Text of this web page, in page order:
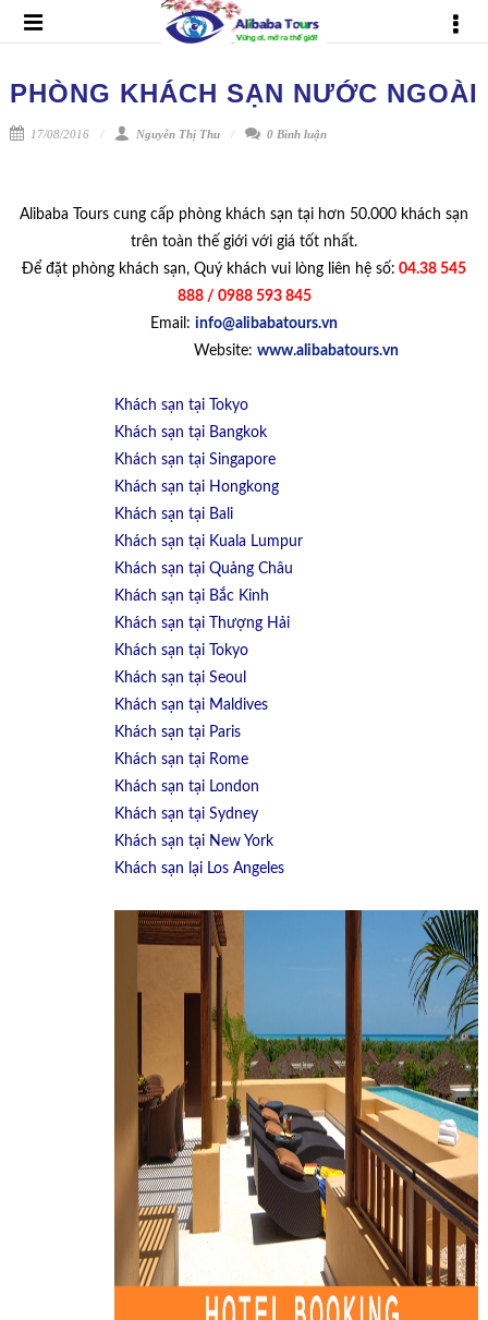
PHÒNG KHÁCH SẠN NƯỚC NGOÀI
17/08/2016 Nguyễn Thị Thu 0 Bình luận
Alibaba Tours cung cấp phòng khách sạn tại hơn 50.000 khách sạn
trên toàn thế giới với giá tốt nhất.
Để đặt phòng khách sạn, Quý khách vui lòng liên hệ số: 04.38 545
888 / 0988 593 845
Email: info@alibabatours.vn
Website: www.alibabatours.vn
Khách sạn tại Tokyo
Khách sạn tại Bangkok
Khách sạn tại Singapore
Khách sạn tại Hongkong
Khách sạn tại Bali
Khách sạn tại Kuala Lumpur
Khách sạn tại Quảng Châu
Khách sạn tại Bắc Kinh
Khách sạn tại Thượng Hải
Khách sạn tại Tokyo
Khách sạn tại Seoul
Khách sạn tại Maldives
Khách sạn tại Paris
Khách sạn tại Rome
Khách sạn tại London
Khách sạn tại Sydney
Khách sạn tại New York
Khách sạn lại Los Angeles